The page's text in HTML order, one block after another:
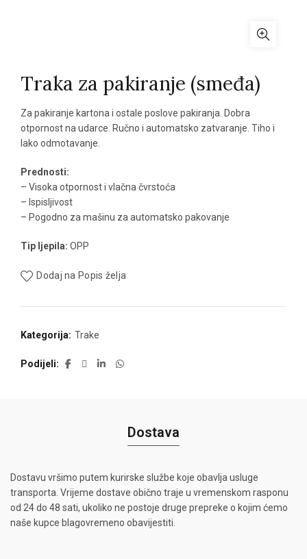
Traka za pakiranje (smeđa)
Za pakiranje kartona i ostale poslove pakiranja. Dobra
otpornost na udarce. Ručno i automatsko zatvaranje. Tiho i
lako odmotavanje.
Prednosti:
– Visoka otpornost i vlačna čvrstoća
– Ispisljivost
– Pogodno za mašinu za automatsko pakovanje
Tip ljepila: OPP
Dodaj na Popis želja
Kategorija: Trake
Podijeli
Dostava
Dostavu vršimo putem kurirske službe koje obavlja usluge
transporta. Vrijeme dostave obično traje u vremenskom rasponu
od 24 do 48 sati, ukoliko ne postoje druge prepreke o kojim ćemo
naše kupce blagovremeno obavijestiti.